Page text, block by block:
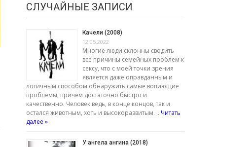
СЛУЧАЙНЫЕ ЗАПИСИ
Качели (2008)
12.05.2022
Многие люди склонны сводить
все причины семейных проблем к
сексу, что с моей точки зрения
является даже оправданным и
логичным способом обнаружить самые вопиющие
проблемы, причём достаточно быстро и
качественно. Человек ведь, в конце концов, так и
остался животным, хоть и высокоразвитым. …Читать
далее »
У ангела ангина (2018)